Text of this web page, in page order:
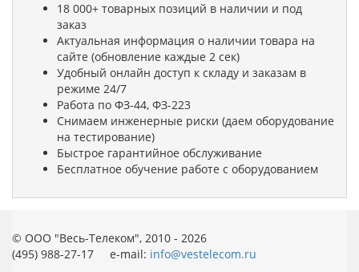
18 000+ товарных позиций в наличии и под
заказ
Актуальная информация о наличии товара на
сайте (обновление каждые 2 сек)
Удобный онлайн доступ к складу и заказам в
режиме 24/7
Работа по ФЗ-44, ФЗ-223
Снимаем инженерные риски (даем оборудование
на тестирование)
Быстрое гарантийное обслуживание
Бесплатное обучение работе с оборудованием
© ООО "Весь-Телеком", 2010 - 2026
(495) 988-27-17 e-mail: info@vestelecom.ru